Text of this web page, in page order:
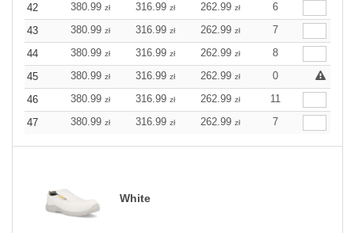
42
380.99 zł 316.99 zł 262.99 zł
6
43
380.99 zł 316.99 zł 262.99 zł
7
44
380.99 zł 316.99 zł 262.99 zł
8
45
380.99 zł 316.99 zł 262.99 zł
0
46
380.99 zł 316.99 zł 262.99 zł
11
47
380.99 zł 316.99 zł 262.99 zł 7
White